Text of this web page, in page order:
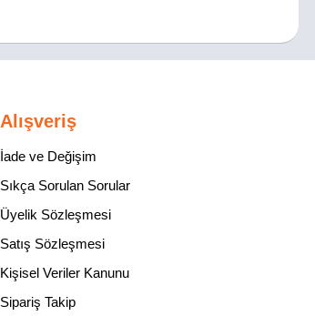
Alışveriş
İade ve Değişim
Sıkça Sorulan Sorular
Üyelik Sözleşmesi
Satış Sözleşmesi
Kişisel Veriler Kanunu
Sipariş Takip